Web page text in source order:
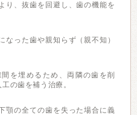
り、抜歯を回避し、歯の機能を
った歯や親知らず（親不知）
を埋めるため、両隣の歯を削
の歯を補う治療。
顎の全ての歯を失った場合に義